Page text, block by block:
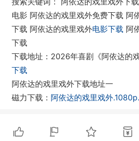
电影 阿依达的戏里戏外免费下载 阿
下载 阿依达的戏里戏外电影下载 阿
下载
下载地址：2026年喜剧《阿依达的戏
下载
阿依达的戏里戏外下载地址一
磁力下载： 阿依达的戏里戏外